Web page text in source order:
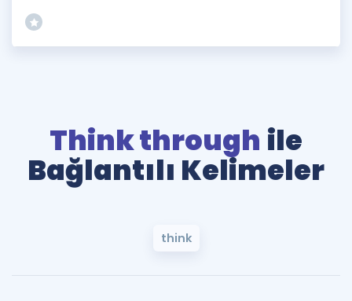
Think through ile
Bağlantılı Kelimeler
think